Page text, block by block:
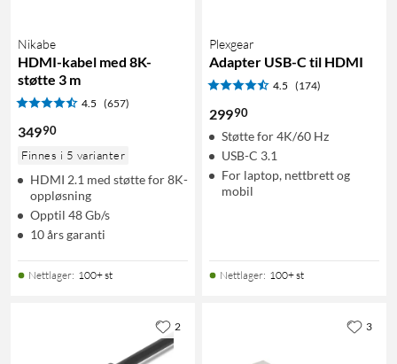
Nikabe
HDMI-kabel med 8K-
støtte 3 m
4.5 (657)
34990
Finnes i 5 varianter
HDMI 2.1 med støtte for 8K-
oppløsning
Opptil 48 Gb/s
10 års garanti
Nettlager: 100+ st
Plexgear
Adapter USB-C til HDMI
4.5 (174)
29990
Støtte for 4K/60 Hz
USB-C 3.1
For laptop, nettbrett og
mobil
Nettlager: 100+ st
2 3